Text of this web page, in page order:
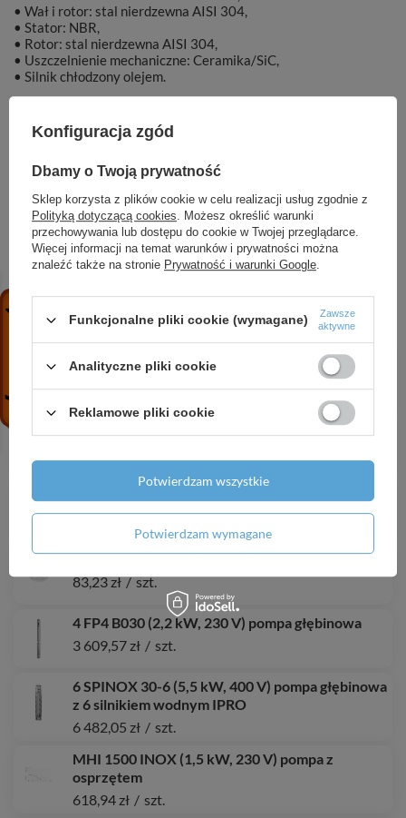
• Wał i rotor: stal nierdzewna AISI 304,
• Stator: NBR,
• Rotor: stal nierdzewna AISI 304,
• Uszczelnienie mechaniczne: Ceramika/SiC,
• Silnik chłodzony olejem.
Marka DAMBAT
Symbol gscr8
ZOBACZ RÓWNIEŻ
3 STM 24 (1,1 kW, _230 V) pompa zatapialna z
kablem 20 m
4 FP4 B005 (0,37 kW, 400 V) pompa głębinowa
6,65 zł / szt.
Wąż strażacki parciany 30 m / 2 bez złączy
83,23 zł / szt.
4 FP4 B030 (2,2 kW, 230 V) pompa głębinowa
3 609,57 zł / szt.
6 SPINOX 30-6 (5,5 kW, 400 V) pompa głębinowa
z 6 silnikiem wodnym IPRO
6 482,05 zł / szt.
MHI 1500 INOX (1,5 kW, 230 V) pompa z
osprzętem
618,94 zł / szt.
Konfiguracja zgód
Dbamy o Twoją prywatność
Sklep korzysta z plików cookie w celu realizacji usług zgodnie z
Polityką dotyczącą cookies. Możesz określić warunki
przechowywania lub dostępu do cookie w Twojej przeglądarce.
Więcej informacji na temat warunków i prywatności można
znaleźć także na stronie Prywatność i warunki Google.
Funkcjonalne pliki cookie (wymagane)
Zawsze
aktywne
Analityczne pliki cookie
Reklamowe pliki cookie
Potwierdzam wymagane
Potwierdzam wszystkie